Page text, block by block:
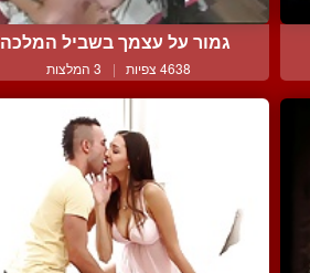
גמור על עצמך בשביל המלכה
4638 צפיות | 3 המלצות